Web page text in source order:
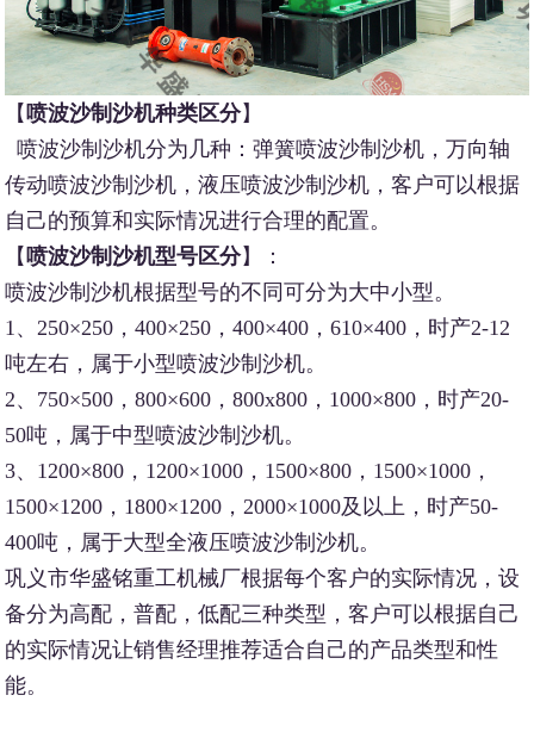
【 喷波沙制沙机种类区分】
喷波沙制沙机分为几种：弹簧喷波沙制沙机，万向轴
传动喷波沙制沙机，液压喷波沙制沙机，客户可以根据
自己的预算和实际情况进行合理的配置。
【 喷波沙制沙机型号区分】：
喷波沙制沙机根据型号的不同可分为大中小型。
1、250×250，400×250，400×400，610×400，时产2-12
吨左右，属于小型喷波沙制沙机。
2、750×500，800×600，800x800，1000×800，时产20-
50吨，属于中型喷波沙制沙机。
3、1200×800，1200×1000，1500×800，1500×1000，
1500×1200，1800×1200，2000×1000及以上，时产50-
400吨，属于大型全液压喷波沙制沙机。
巩义市华盛铭重工机械厂根据每个客户的实际情况，设
备分为高配，普配，低配三种类型，客户可以根据自己
的实际情况让销售经理推荐适合自己的产品类型和性
能。